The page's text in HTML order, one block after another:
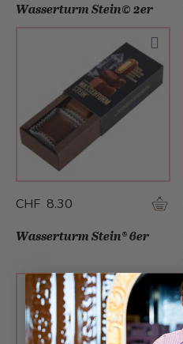
Wasserturm Stein© 2er
CHF 8.30
Wasserturm Stein® 6er